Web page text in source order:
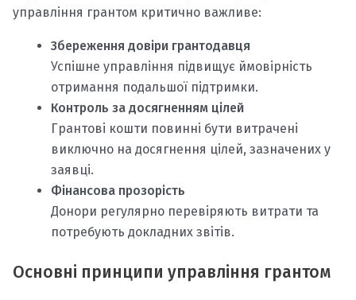
управління грантом критично важливе:
Збереження довіри грантодавця
Успішне управління підвищує ймовірність
отримання подальшої підтримки.
Контроль за досягненням цілей
Грантові кошти повинні бути витрачені
виключно на досягнення цілей, зазначених у
заявці.
Фінансова прозорість
Донори регулярно перевіряють витрати та
потребують докладних звітів.
Основні принципи управління грантом